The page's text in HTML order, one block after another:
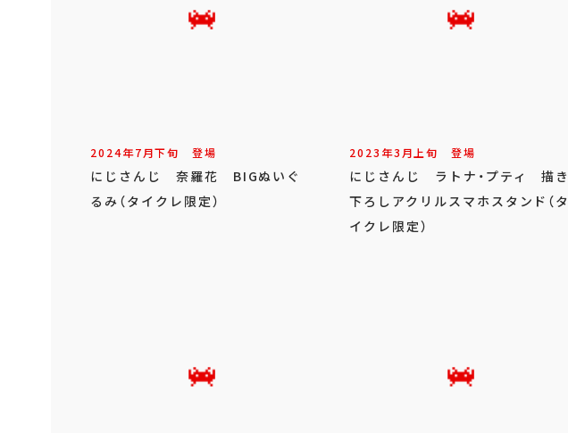
2024年7月下旬 登場
にじさんじ 奈羅花 BIGぬいぐ
るみ（タイクレ限定）
2023年3月上旬 登場
にじさんじ ラトナ・プティ 描き
下ろしアクリルスマホスタンド（タ
イクレ限定）